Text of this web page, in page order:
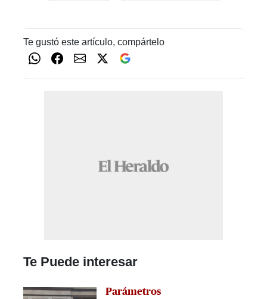
Te gustó este artículo, compártelo
Te Puede interesar
Parámetros